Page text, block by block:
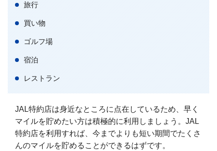
旅行
買い物
ゴルフ場
宿泊
レストラン
JAL特約店は身近なところに点在しているため、早く
マイルを貯めたい方は積極的に利用しましょう。JAL
特約店を利用すれば、今までよりも短い期間でたくさ
んのマイルを貯めることができるはずです。